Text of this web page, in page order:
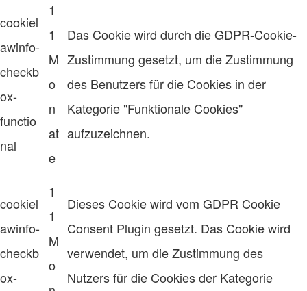
cookiel
awinfo-
checkb
ox-
functio
nal
1
1
M
o
n
at
e
Das Cookie wird durch die GDPR-Cookie-
Zustimmung gesetzt, um die Zustimmung
des Benutzers für die Cookies in der
Kategorie "Funktionale Cookies"
aufzuzeichnen.
cookiel
awinfo-
checkb
ox-
1
1
M
o
Dieses Cookie wird vom GDPR Cookie
Consent Plugin gesetzt. Das Cookie wird
verwendet, um die Zustimmung des
Nutzers für die Cookies der Kategorie